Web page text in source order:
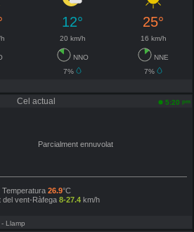
12° 25°
20 km/h 16 km/h
NNO
NNE
7%
7%
Cel actual 5:20 pm
Parcialment ennuvolat
Temperatura 26.9°C
del vent-Ràfega 8-27.4 km/h
- Llamp